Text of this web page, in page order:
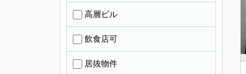
高層ビル
飲食店可
居抜物件